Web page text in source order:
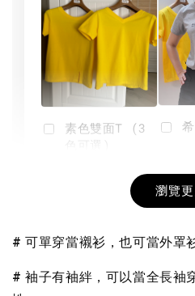
素色雙面T (3
+NT$
瀏覽
# 可單穿當襯衫，也可當外罩
# 袖子有袖絆，可以當全長袖